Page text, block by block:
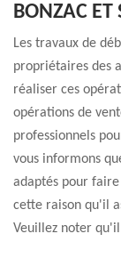
BONZAC ET
Les travaux de
propriétaires des
réaliser ces
opérations de
professionnels
vous informons
adaptés pour
cette raison qu'il
Veuillez noter